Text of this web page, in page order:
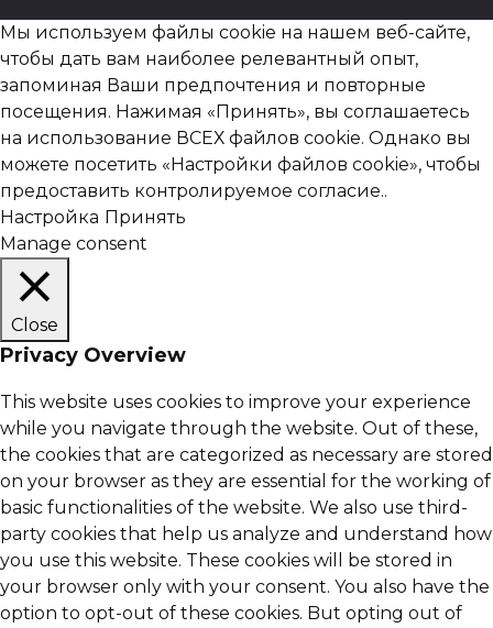
Мы используем файлы cookie на нашем веб-сайте,
чтобы дать вам наиболее релевантный опыт,
запоминая Ваши предпочтения и повторные
посещения. Нажимая «Принять», вы соглашаетесь
на использование ВСЕХ файлов cookie. Однако вы
можете посетить «Настройки файлов cookie», чтобы
предоставить контролируемое согласие..
Настройка Принять
Manage consent
Close
Privacy Overview
This website uses cookies to improve your experience
while you navigate through the website. Out of these,
the cookies that are categorized as necessary are stored
on your browser as they are essential for the working of
basic functionalities of the website. We also use third-
party cookies that help us analyze and understand how
you use this website. These cookies will be stored in
your browser only with your consent. You also have the
option to opt-out of these cookies. But opting out of